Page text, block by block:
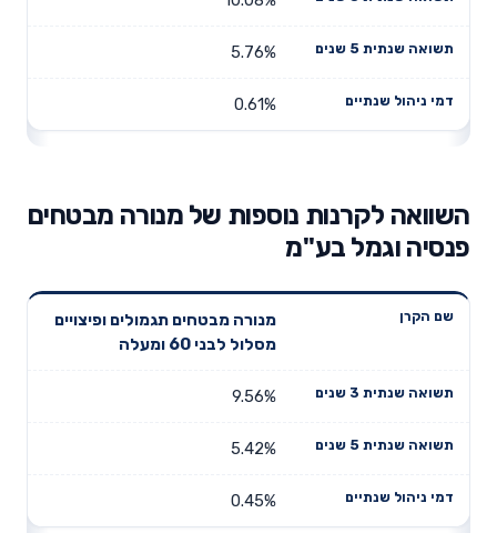
5.76%
0.61%
השוואה לקרנות נוספות של מנורה מבטחים
פנסיה וגמל בע"מ
שנתית 3
תשואה
שנתית 5
דמי ניהול
מנורה מבטחים תגמולים ופיצויים
מסלול לבני 60 ומעלה
9.56%
5.42%
0.45%